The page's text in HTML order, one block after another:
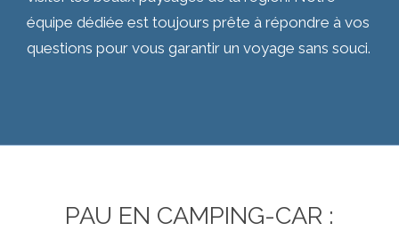
équipe dédiée est toujours prête à répondre à vos
questions pour vous garantir un voyage sans souci.
PAU EN CAMPING-CAR :